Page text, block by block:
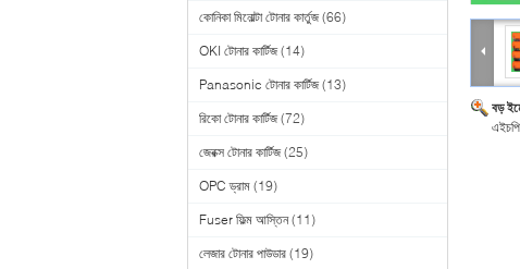
কোনিকা মিনোল্টা টোনার কার্তুজ (66)
OKI টোনার কার্টিজ (14)
Panasonic টোনার কার্টিজ (13)
রিকো টোনার কার্টিজ (72)
জেরক্স টোনার কার্টিজ (25)
OPC ড্রাম (19)
Fuser ফিল্ম আস্তিন (11)
লেজার টোনার পাউডার (19)
বড়